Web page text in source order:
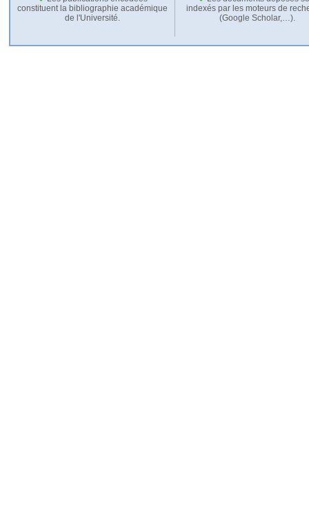
constituent la bibliographie académique
de l'Université.
indexés par les moteurs de
(Google Scholar,…).